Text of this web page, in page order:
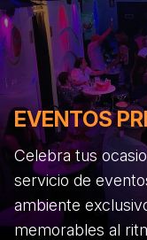
EVENTOS
Celebra tus
servicio de
ambiente
memorables al